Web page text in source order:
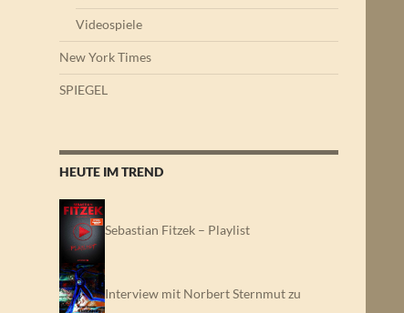
Videospiele
New York Times
SPIEGEL
HEUTE IM TREND
Sebastian Fitzek – Playlist
Interview mit Norbert Sternmut zu